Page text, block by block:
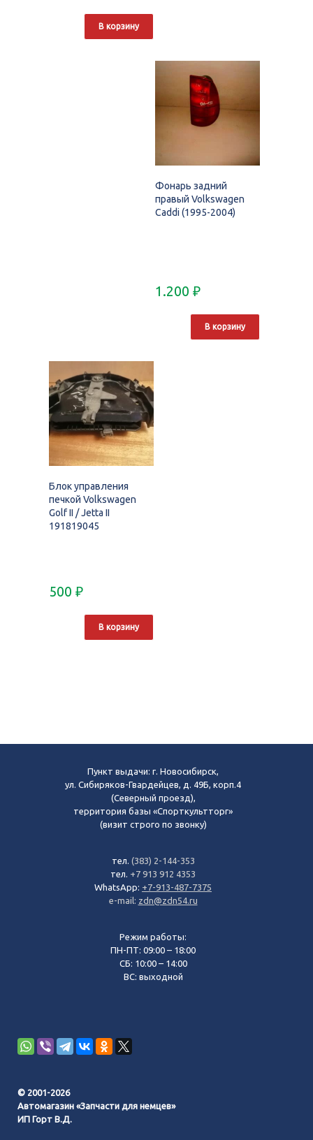
В корзину
Фонарь задний
правый Volkswagen
Caddi (1995-2004)
1.200 ₽
В корзину
Блок управления
печкой Volkswagen
Golf II / Jetta II
191819045
500 ₽
В корзину
Пункт выдачи: г. Новосибирск,
ул. Сибиряков-Гвардейцев, д. 49Б, корп.4
(Северный проезд),
территория базы «Спорткультторг»
(визит строго по звонку)
тел. (383) 2-144-353
тел. +7 913 912 4353
WhatsApp: +7-913-487-7375
e-mail: zdn@zdn54.ru
Режим работы:
ПН-ПТ: 09:00 – 18:00
СБ: 10:00 – 14:00
ВС: выходной
© 2001-2026
Автомагазин «Запчасти для немцев»
ИП Горт В.Д.